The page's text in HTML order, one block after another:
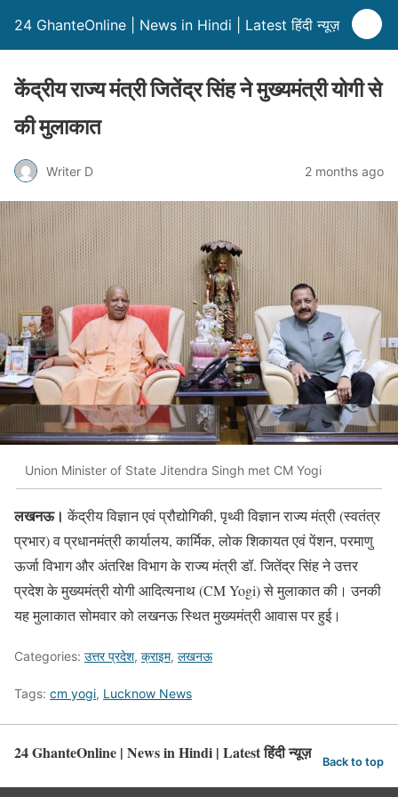
24 GhanteOnline | News in Hindi | Latest हिंदी न्यूज़
केंद्रीय राज्य मंत्री जितेंद्र सिंह ने मुख्यमंत्री योगी से
की मुलाकात
Writer D 2 months ago
Union Minister of State Jitendra Singh met CM Yogi
लखनऊ। केंद्रीय विज्ञान एवं प्रौद्योगिकी, पृथ्वी विज्ञान राज्य मंत्री (स्वतंत्र
प्रभार) व प्रधानमंत्री कार्यालय, कार्मिक, लोक शिकायत एवं पेंशन, परमाणु
ऊर्जा विभाग और अंतरिक्ष विभाग के राज्य मंत्री डॉ. जितेंद्र सिंह ने उत्तर
प्रदेश के मुख्यमंत्री योगी आदित्यनाथ (CM Yogi) से मुलाकात की। उनकी
यह मुलाकात सोमवार को लखनऊ स्थित मुख्यमंत्री आवास पर हुई।
Categories: उत्तर प्रदेश, क्राइम, लखनऊ
Tags: cm yogi, Lucknow News
24 GhanteOnline | News in Hindi | Latest हिंदी न्यूज़ Back to top